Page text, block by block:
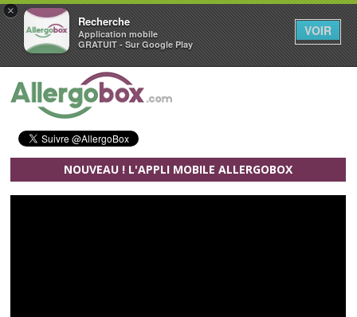
×
Recherche
Application mobile
GRATUIT - Sur Google Play
VOIR
Aller au contenu principal
NOUVEAU ! L'APPLI MOBILE ALLERGOBOX